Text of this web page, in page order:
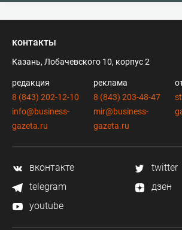
контакты
Казань, Лобачевского 10, корпус 2
редакция
8 (843) 202-12-10
info@business-
gazeta.ru
реклама
8 (843) 203-48-47
mir@business-
gazeta.ru
вконтакте
twitter
telegram
дзен
youtube